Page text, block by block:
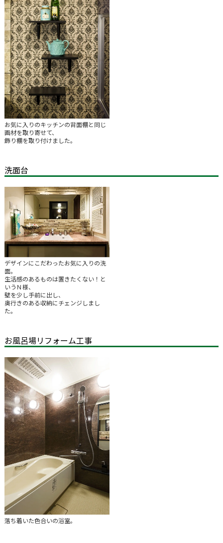
お気に入りのキッチンの背面棚と同じ
画材を取り寄せて、
飾り棚を取り付けました。
洗面台
デザインにこだわったお気に入りの洗
面。
生活感のあるものは置きたくない！と
いうＮ様、
壁を少し手前に出し、
奥行きのある収納にチェンジしまし
た。
お風呂場リフォーム工事
落ち着いた色合いの浴室。